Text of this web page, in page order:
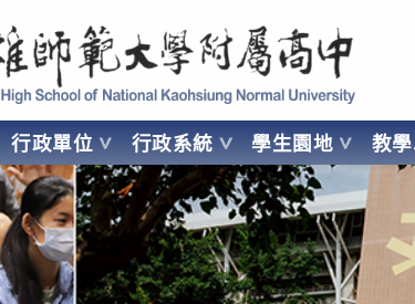
High School of National Kaohsiung Normal University
行政單位 行政系統 學生園地 教
NATIONAL KAOHSIUNG NORMAL UNIVERSITY